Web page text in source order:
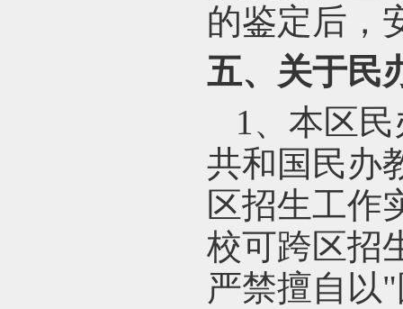
的鉴定后，
五、关于民
1、本区
共和国民办
区招生工作
校可跨区招
严禁擅自以